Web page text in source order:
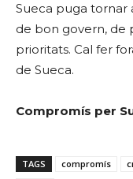
Sueca puga tornar
de bon govern, de
prioritats. Cal fer
de Sueca.
Compromís per
TAGS compromís